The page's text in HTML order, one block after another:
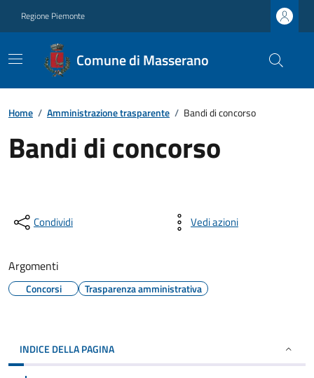
Regione Piemonte
Comune di Masserano
Home / Amministrazione trasparente / Bandi di concorso
Bandi di concorso
Condividi Vedi azioni
Argomenti
Concorsi Trasparenza amministrativa
INDICE DELLA PAGINA